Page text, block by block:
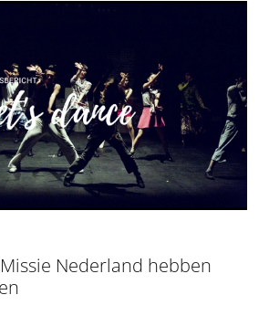
Nederland hebben